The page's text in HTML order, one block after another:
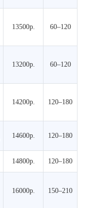
13500р. 60–120
13200р. 60–120
14200р. 120–180
14600р. 120–180
14800р. 120–180
16000р. 150–210